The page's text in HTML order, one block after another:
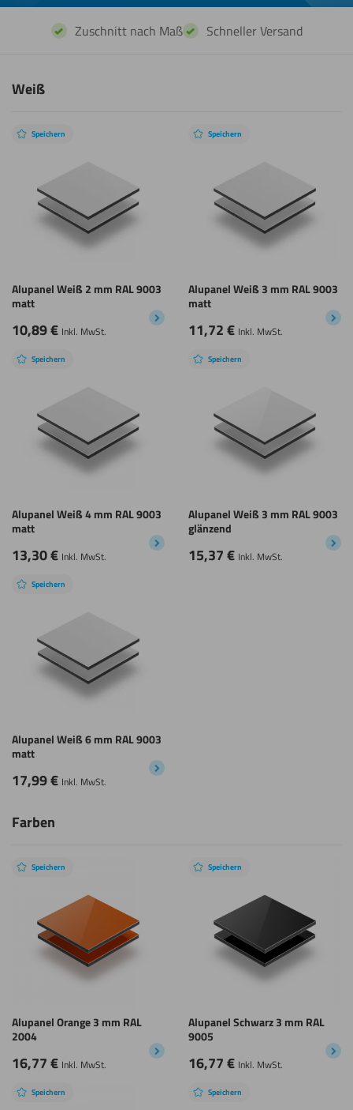
Zuschnitt nach Maß Schneller Versand
Weiß
Speichern
Alupanel Weiß 2 mm RAL 9003
matt
10,89€ Inkl. MwSt.
Speichern
Alupanel Weiß 3 mm RAL 9003
matt
11,72€ Inkl. MwSt.
Speichern
Alupanel Weiß 4 mm RAL 9003
matt
13,30€ Inkl. MwSt.
Speichern
Alupanel Weiß 3 mm RAL 9003
glänzend
15,37€ Inkl. MwSt.
Speichern
Alupanel Weiß 6 mm RAL 9003
matt
17,99€ Inkl. MwSt.
Farben
Speichern
Alupanel Orange 3 mm RAL
2004
16,77€ Inkl. MwSt.
Speichern
Alupanel Schwarz 3 mm RAL
9005
16,77€ Inkl. MwSt.
Speichern Speichern